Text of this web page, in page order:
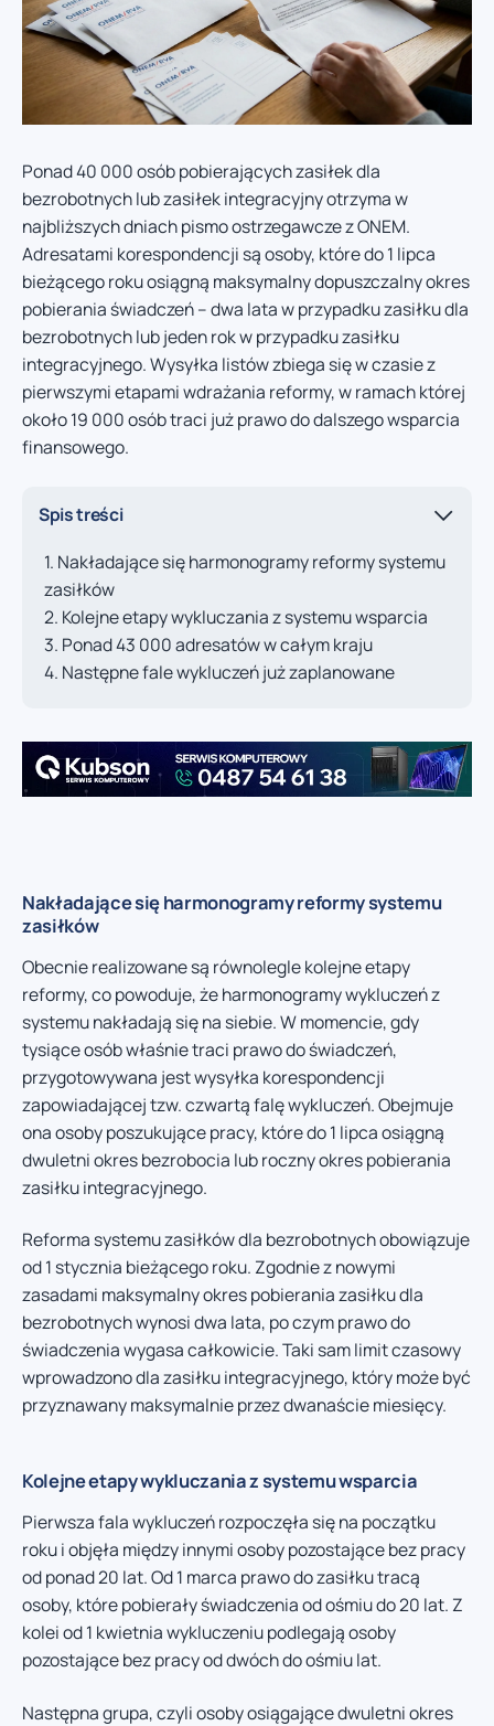
Ponad 40 000 osób pobierających zasiłek dla
bezrobotnych lub zasiłek integracyjny otrzyma w
najbliższych dniach pismo ostrzegawcze z ONEM.
Adresatami korespondencji są osoby, które do 1 lipca
bieżącego roku osiągną maksymalny dopuszczalny okres
pobierania świadczeń – dwa lata w przypadku zasiłku dla
bezrobotnych lub jeden rok w przypadku zasiłku
integracyjnego. Wysyłka listów zbiega się w czasie z
pierwszymi etapami wdrażania reformy, w ramach której
około 19 000 osób traci już prawo do dalszego wsparcia
finansowego.
Spis treści
Nakładające się harmonogramy reformy systemu
zasiłków
Kolejne etapy wykluczania z systemu wsparcia
Ponad 43 000 adresatów w całym kraju
Następne fale wykluczeń już zaplanowane
Nakładające się harmonogramy reformy systemu
zasiłków
Obecnie realizowane są równolegle kolejne etapy
reformy, co powoduje, że harmonogramy wykluczeń z
systemu nakładają się na siebie. W momencie, gdy
tysiące osób właśnie traci prawo do świadczeń,
przygotowywana jest wysyłka korespondencji
zapowiadającej tzw. czwartą falę wykluczeń. Obejmuje
ona osoby poszukujące pracy, które do 1 lipca osiągną
dwuletni okres bezrobocia lub roczny okres pobierania
zasiłku integracyjnego.
Reforma systemu zasiłków dla bezrobotnych obowiązuje
od 1 stycznia bieżącego roku. Zgodnie z nowymi
zasadami maksymalny okres pobierania zasiłku dla
bezrobotnych wynosi dwa lata, po czym prawo do
świadczenia wygasa całkowicie. Taki sam limit czasowy
wprowadzono dla zasiłku integracyjnego, który może być
przyznawany maksymalnie przez dwanaście miesięcy.
Kolejne etapy wykluczania z systemu wsparcia
Pierwsza fala wykluczeń rozpoczęła się na początku
roku i objęła między innymi osoby pozostające bez pracy
od ponad 20 lat. Od 1 marca prawo do zasiłku tracą
osoby, które pobierały świadczenia od ośmiu do 20 lat. Z
kolei od 1 kwietnia wykluczeniu podlegają osoby
pozostające bez pracy od dwóch do ośmiu lat.
Następna grupa, czyli osoby osiągające dwuletni okres